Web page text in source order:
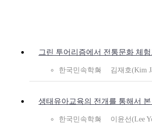
그린 투어리즘에서 전통문화 체
한국민속학회 김재호(Kim
생태유아교육의 전개를 통해서
한국민속학회 이윤선(Lee